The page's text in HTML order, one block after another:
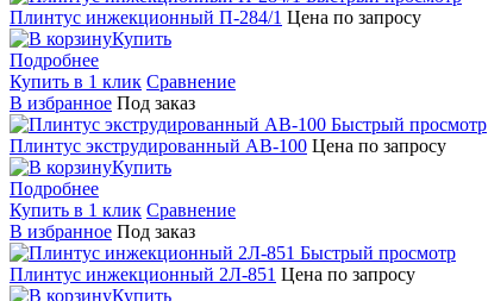
Плинтус инжекционный П-284/1 Цена по запросу
Купить
Подробнее
Купить в 1 клик Сравнение
В избранное Под заказ
Быстрый просмотр
Плинтус экструдированный AB-100 Цена по запросу
Купить
Подробнее
Купить в 1 клик Сравнение
В избранное Под заказ
Быстрый просмотр
Плинтус инжекционный 2Л-851 Цена по запросу
Купить